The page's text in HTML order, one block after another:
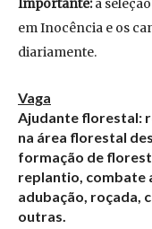
Importante:a
em Inocência e os
diariamente.
Vaga
Ajudante florestal:
na área florestal
formação de
replantio, combate
adubação, roçada,
outras.